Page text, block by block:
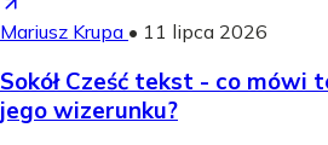
Mariusz Krupa • 11 lipca 2026
Sokół Cześć tekst - co mówi
jego wizerunku?